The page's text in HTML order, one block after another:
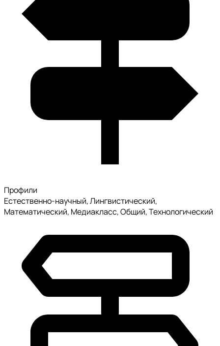
Профили
Естественно-научный, Лингвистический,
Математический, Медиакласс, Общий, Технологический